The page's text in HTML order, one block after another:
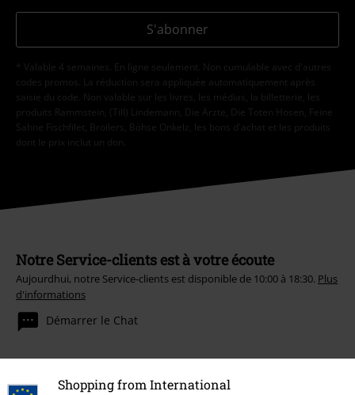
Shopping from International
S'abonner
* Valable 4 semaines. En ligne seulement. Non cumulable avec d'autres
codes promos. La réduction sera appliquée automatiquement après
saisie du code. Non valable sur les livres, les médias, la billetterie, les
produits Rammstein, (Till) Lindemann, Die Ärzte, Die Toten Hosen, Feine
Sahne Fischfilet, Broilers, Böhse Onkelz, les bons d'achat et les produits
dont le prix inclut un don.
Notre Service-clients est à votre écoute
Aujourdhui, notre Service-clients est disponible de 10:00 à 18:30. Plus
d'informations
Démarrer le Chat